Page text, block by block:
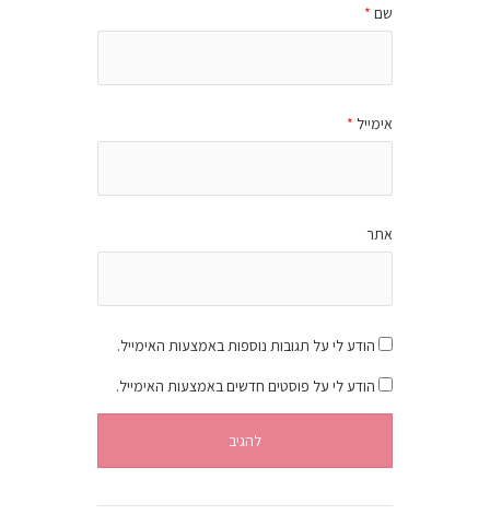
שם *
אימייל *
אתר
הודע לי על תגובות נוספות באמצעות האימייל.
הודע לי על פוסטים חדשים באמצעות האימייל.